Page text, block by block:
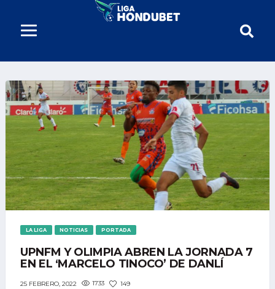
LA LIGA NOTICIAS PORTADA
UPNFM Y OLIMPIA ABREN LA JORNADA 7
EN EL ‘MARCELO TINOCO’ DE DANLÍ
25 FEBRERO, 2022 1733 149